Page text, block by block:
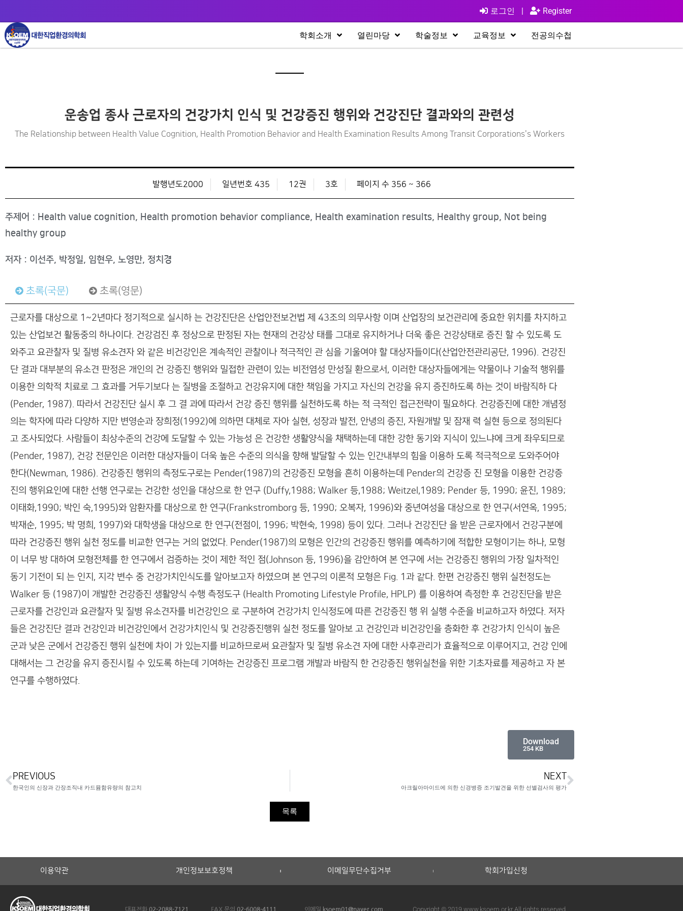
로그인 | Register
학회소개 열린마당 학술정보 교육정보 전공의수첩
운송업 종사 근로자의 건강가치 인식 및 건강증진 행위와 건강진단 결과와의 관련성
The Relationship between Health Value Cognition, Health Promotion Behavior and Health Examination Results Among Transit Corporations's Workers
발행년도2000 일년번호 435 12권 3호 페이지 수 356 ~ 366
주제어 : Health value cognition, Health promotion behavior compliance, Health examination results, Healthy group, Not being
healthy group
저자 : 이선주, 박정일, 임현우, 노영만, 정치경
초록(국문) 초록(영문)
근로자를 대상으로 1~2년마다 정기적으로 실시하 는 건강진단은 산업안전보건법 제 43조의 의무사항 이며 산업장의 보건관리에 중요한 위치를 차지하고
있는 산업보건 활동중의 하나이다. 건강검진 후 정상으로 판정된 자는 현재의 건강상 태를 그대로 유지하거나 더욱 좋은 건강상태로 증진 할 수 있도록 도
와주고 요관찰자 및 질병 유소견자 와 같은 비건강인은 계속적인 관찰이나 적극적인 관 심을 기울여야 할 대상자들이다(산업안전관리공단, 1996). 건강진
단 결과 대부분의 유소견 판정은 개인의 건 강증진 행위와 밀접한 관련이 있는 비전염성 만성질 환으로서, 이러한 대상자들에게는 약물이나 기술적 행위를
이용한 의학적 치료로 그 효과를 거두기보다 는 질병을 조절하고 건강유지에 대한 책임을 가지고 자신의 건강을 유지 증진하도록 하는 것이 바람직하 다
(Pender, 1987). 따라서 건강진단 실시 후 그 결 과에 따라서 건강 증진 행위를 실천하도록 하는 적 극적인 접근전략이 필요하다. 건강증진에 대한 개념정
의는 학자에 따라 다양하 지만 변영순과 장희정(1992)에 의하면 대체로 자아 실현, 성장과 발전, 안녕의 증진, 자원개발 및 잠재 력 실현 등으로 정의된다
고 조사되었다. 사람들이 최상수준의 건강에 도달할 수 있는 가능성 은 건강한 생활양식을 채택하는데 대한 강한 동기와 지식이 있느냐에 크게 좌우되므로
(Pender, 1987), 건강 전문인은 이러한 대상자들이 더욱 높은 수준의 의식을 향해 발달할 수 있는 인간내부의 힘을 이용하 도록 적극적으로 도와주어야
한다(Newman, 1986). 건강증진 행위의 측정도구로는 Pender(1987)의 건강증진 모형을 흔히 이용하는데 Pender의 건강증 진 모형을 이용한 건강증
진의 행위요인에 대한 선행 연구로는 건강한 성인을 대상으로 한 연구 (Duffy,1988; Walker 등,1988; Weitzel,1989; Pender 등, 1990; 윤진, 1989;
이태화,1990; 박인 숙,1995)와 암환자를 대상으로 한 연구(Frankstromborg 등, 1990; 오복자, 1996)와 중년여성을 대상으로 한 연구(서연옥, 1995;
박재순, 1995; 박 명희, 1997)와 대학생을 대상으로 한 연구(전점이, 1996; 박현숙, 1998) 등이 있다. 그러나 건강진단 을 받은 근로자에서 건강구분에
따라 건강증진 행위 실천 정도를 비교한 연구는 거의 없었다. Pender(1987)의 모형은 인간의 건강증진 행위를 예측하기에 적합한 모형이기는 하나, 모형
이 너무 방 대하여 모형전체를 한 연구에서 검증하는 것이 제한 적인 점(Johnson 등, 1996)을 감안하여 본 연구에 서는 건강증진 행위의 가장 일차적인
동기 기전이 되 는 인지, 지각 변수 중 건강가치인식도를 알아보고자 하였으며 본 연구의 이론적 모형은 Fig. 1과 같다. 한편 건강증진 행위 실천정도는
Walker 등 (1987)이 개발한 건강증진 생활양식 수행 측정도구 (Health Promoting Lifestyle Profile, HPLP) 를 이용하여 측정한 후 건강진단을 받은
근로자를 건강인과 요관찰자 및 질병 유소견자를 비건강인으 로 구분하여 건강가치 인식정도에 따른 건강증진 행 위 실행 수준을 비교하고자 하였다. 저자
들은 건강진단 결과 건강인과 비건강인에서 건강가치인식 및 건강증진행위 실천 정도를 알아보 고 건강인과 비건강인을 층화한 후 건강가치 인식이 높은
군과 낮은 군에서 건강증진 행위 실천에 차이 가 있는지를 비교하므로써 요관찰자 및 질병 유소견 자에 대한 사후관리가 효율적으로 이루어지고, 건강 인에
대해서는 그 건강을 유지 증진시킬 수 있도록 하는데 기여하는 건강증진 프로그램 개발과 바람직 한 건강증진 행위실천을 위한 기초자료를 제공하고 자 본
연구를 수행하였다.
Download
254 KB
PREVIOUS
한국인의 신장과 간장조직내 카드뮴함유량의 참고치
NEXT
아크릴아마이드에 의한 신경병증 조기발견을 위한 선별검사의 평가
목록
이용약관 개인정보보호정책 이메일무단수집거부 학회가입신청
대표전화 02-2088-7121 FAX 문의 02-6008-4111 이메일 ksoem01@naver.com Copyright © 2019 www.ksoem.or.kr All rights reserved.